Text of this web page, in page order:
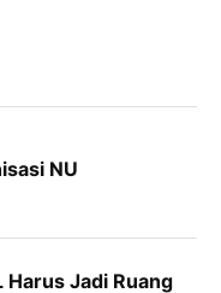
NU
Harus Jadi Ruang